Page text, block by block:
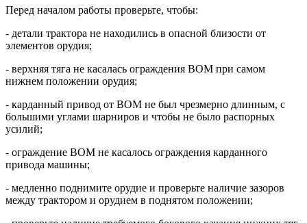
Перед началом работы проверьте, чтобы:
- детали трактора не находились в опасной близости от
элементов орудия;
- верхняя тяга не касалась ограждения ВОМ при самом
нижнем положении орудия;
- карданный привод от ВОМ не был чрезмерно длинным, с
большими углами шарниров и чтобы не было распорных
усилий;
- ограждение ВОМ не касалось ограждения карданного
привода машины;
- медленно поднимите орудие и проверьте наличие зазоров
между трактором и орудием в поднятом положении;